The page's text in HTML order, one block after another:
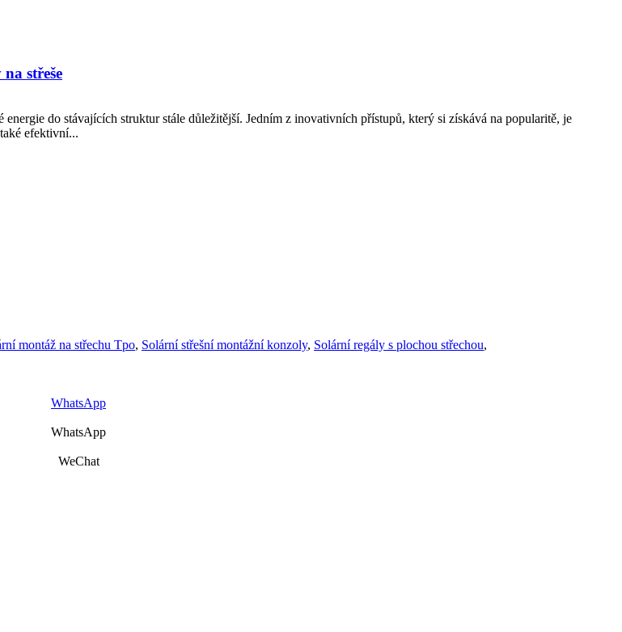
střeše
do stávajících struktur stále důležitější. Jedním z inovativních přístupů, který si získává na popularitě, je
efektivní...
montáž na střechu Tpo, Solární střešní montážní konzoly, Solární regály s plochou střechou,
WhatsApp
WhatsApp
WeChat